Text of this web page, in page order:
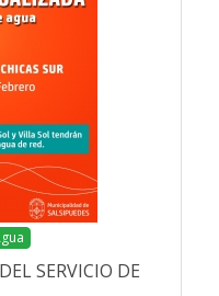
SERVICIO DE